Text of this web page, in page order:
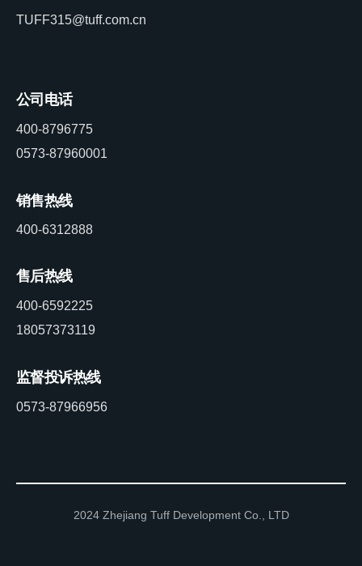
TUFF315@tuff.com.cn
公司电话
400-8796775
0573-87960001
销售热线
400-6312888
售后热线
400-6592225
18057373119
监督投诉热线
0573-87966956
2024 Zhejiang Tuff Development Co., LTD